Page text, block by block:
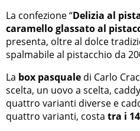
La confezione “Delizia al
caramello glassato al
presenta, oltre al dolce
spalmabile al pistacchio da
La box pasquale di Carlo
scelta, un uovo a scelta,
quattro varianti diverse e
quattro varianti, costa tra i